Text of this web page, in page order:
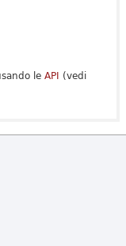
le API (vedi